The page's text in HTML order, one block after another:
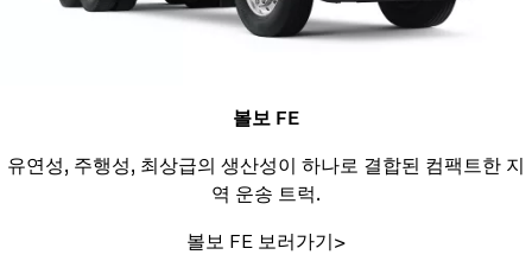
볼보 FE
유연성, 주행성, 최상급의 생산성이 하나로 결합된 컴팩트한 지
역 운송 트럭.
볼보 FE 보러가기>